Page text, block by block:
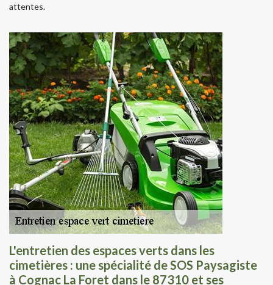
attentes.
L'entretien des espaces verts dans les
cimetières : une spécialité de SOS Paysagiste
à Cognac La Foret dans le 87310 et ses